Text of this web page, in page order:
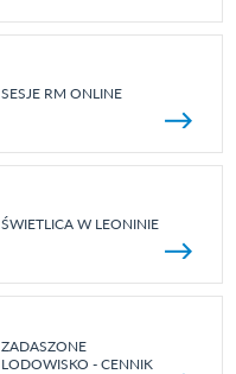
SESJE RM ONLINE
ŚWIETLICA W LEONINIE
ZADASZONE
LODOWISKO - CENNIK